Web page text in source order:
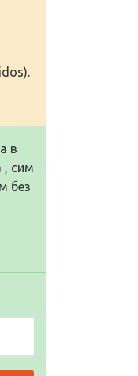
в
, сим
без